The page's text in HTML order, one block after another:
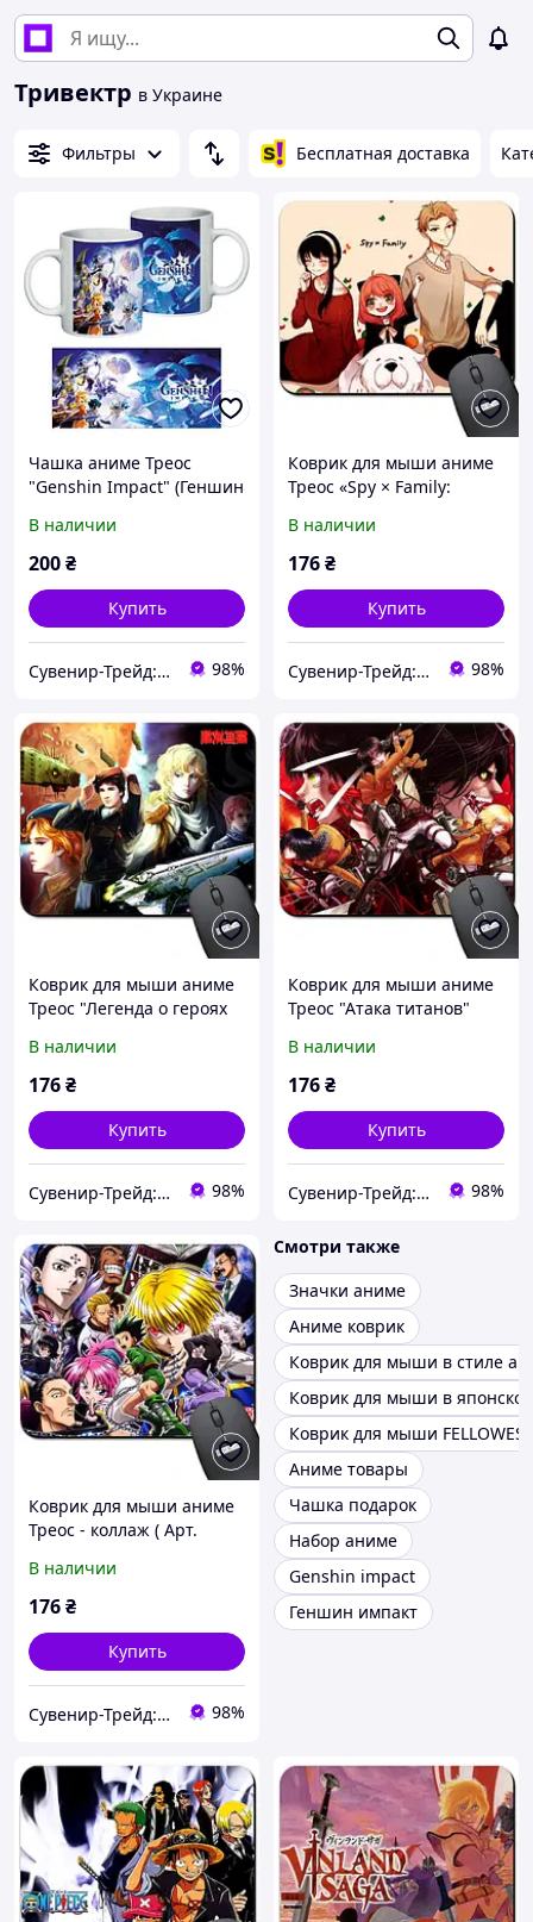
Тривектр в Украине
Фильтры Бесплатная доставка
Чашка аниме Треос
"Genshin Impact" (Геншин
В наличии
200₴
Купить
Сувенир-Трейд: изготовление и продажа сувенирной и печатной продукции. 98%
Коврик для мыши аниме
Треос «Spy × Family:
938027 )
В наличии
176₴
Купить
Сувенир-Трейд: изготовление и продажа сувенирной и печатной продукции. 98%
Коврик для мыши аниме
Треос "Легенда о героях
Densetsu ( Арт. 938001 )
В наличии
176₴
Купить
Сувенир-Трейд: изготовление и продажа сувенирной и печатной продукции. 98%
Коврик для мыши аниме
Треос "Атака титанов"
938002 )
В наличии
176₴
Купить
Сувенир-Трейд: изготовление и продажа сувенирной и печатной продукции. 98%
Коврик для мыши аниме
Треос - коллаж ( Арт.
В наличии
176₴
Купить
Сувенир-Трейд: изготовление и продажа сувенирной и печатной продукции. 98%
Смотри также
Значки аниме
Аниме коврик
Коврик для мыши в стиле
Коврик для мыши в
Коврик для мыши FELLOWES
Аниме товары
Чашка подарок
Набор аниме
Genshin impact
Геншин импакт